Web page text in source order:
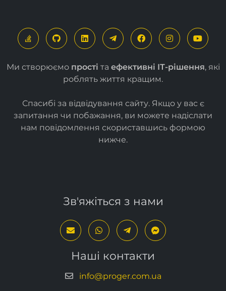
Ми створюємо прості та ефективні ІТ-рішення, які
роблять життя кращим.
Спасибі за відвідування сайту. Якщо у вас є
запитання чи побажання, ви можете надіслати
нам повідомлення скориставшись формою
нижче.
Зв'яжіться з нами
Наші контакти
info@proger.com.ua